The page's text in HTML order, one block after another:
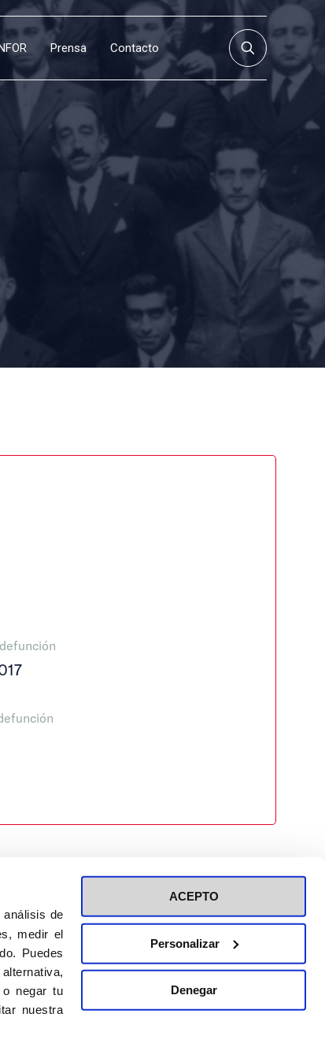
de
medir el
Puedes
negar tu
nuestra
ACEPTO
Personalizar
Denegar
Prensa Contacto
Política de privacidad de RRSS
Política de cookies